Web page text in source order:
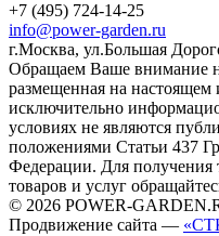
+7 (495) 724-14-25
info@power-garden.ru
г.Москва, ул.Большая
Обращаем Ваше внимание
размещенная на настоящем
исключительно
условиях не являются
положениями Статьи 437
Федерации. Для
товаров и услуг
© 2026 POWER-
Продвижение сайта —